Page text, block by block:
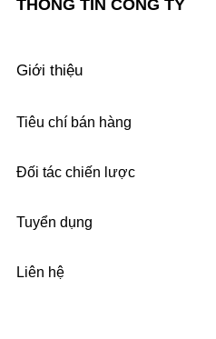
THÔNG TIN CÔNG TY
Giới thiệu
Tiêu chí bán hàng
Đối tác chiến lược
Tuyển dụng
Liên hệ